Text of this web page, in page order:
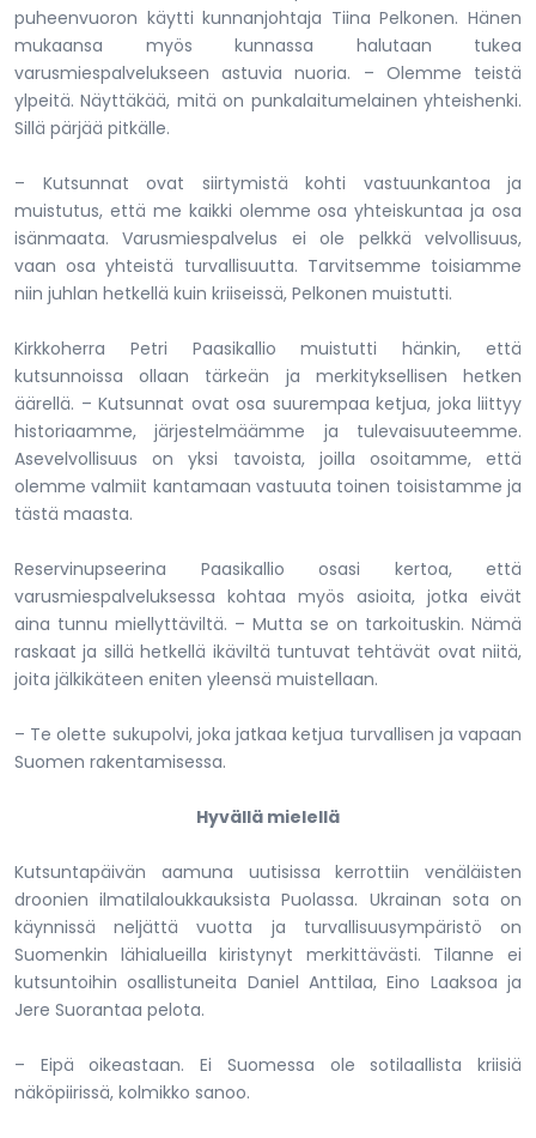
puheenvuoron käytti kunnanjohtaja Tiina Pelkonen. Hänen
mukaansa myös kunnassa halutaan tukea
varusmiespalvelukseen astuvia nuoria. – Olemme teistä
ylpeitä. Näyttäkää, mitä on punkalaitumelainen yhteishenki.
Sillä pärjää pitkälle.
– Kutsunnat ovat siirtymistä kohti vastuunkantoa ja
muistutus, että me kaikki olemme osa yhteiskuntaa ja osa
isänmaata. Varusmiespalvelus ei ole pelkkä velvollisuus,
vaan osa yhteistä turvallisuutta. Tarvitsemme toisiamme
niin juhlan hetkellä kuin kriiseissä, Pelkonen muistutti.
Kirkkoherra Petri Paasikallio muistutti hänkin, että
kutsunnoissa ollaan tärkeän ja merkityksellisen hetken
äärellä. – Kutsunnat ovat osa suurempaa ketjua, joka liittyy
historiaamme, järjestelmäämme ja tulevaisuuteemme.
Asevelvollisuus on yksi tavoista, joilla osoitamme, että
olemme valmiit kantamaan vastuuta toinen toisistamme ja
tästä maasta.
Reservinupseerina Paasikallio osasi kertoa, että
varusmiespalveluksessa kohtaa myös asioita, jotka eivät
aina tunnu miellyttäviltä. – Mutta se on tarkoituskin. Nämä
raskaat ja sillä hetkellä ikäviltä tuntuvat tehtävät ovat niitä,
joita jälkikäteen eniten yleensä muistellaan.
– Te olette sukupolvi, joka jatkaa ketjua turvallisen ja vapaan
Suomen rakentamisessa.
Hyvällä mielellä
Kutsuntapäivän aamuna uutisissa kerrottiin venäläisten
droonien ilmatilaloukkauksista Puolassa. Ukrainan sota on
käynnissä neljättä vuotta ja turvallisuusympäristö on
Suomenkin lähialueilla kiristynyt merkittävästi. Tilanne ei
kutsuntoihin osallistuneita Daniel Anttilaa, Eino Laaksoa ja
Jere Suorantaa pelota.
– Eipä oikeastaan. Ei Suomessa ole sotilaallista kriisiä
näköpiirissä, kolmikko sanoo.